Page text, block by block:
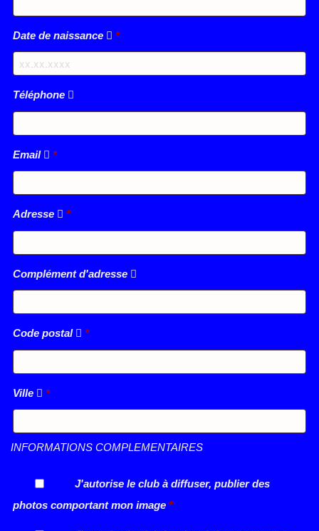
Date de naissance *
Téléphone
Email *
Adresse *
Complément d'adresse
Code postal *
Ville *
INFORMATIONS COMPLEMENTAIRES
J'autorise le club à diffuser, publier des
photos comportant mon image *